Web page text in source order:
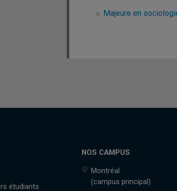
Majeure en
étudiants
NOS CAMPUS
Montréal
(campus principal)